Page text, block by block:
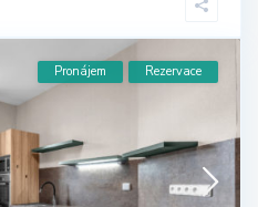
Pronájem Rezervace